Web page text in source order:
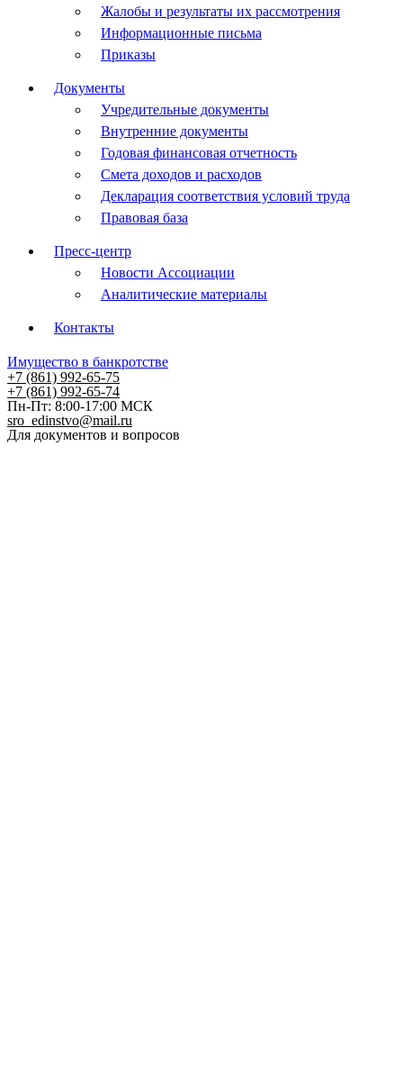
Жалобы и результаты их рассмотрения
Информационные письма
Приказы
Документы
Учредительные документы
Внутренние документы
Годовая финансовая отчетность
Смета доходов и расходов
Декларация соответствия условий труда
Правовая база
Пресс-центр
Новости Ассоциации
Аналитические материалы
Контакты
Имущество в банкротстве
+7 (861) 992-65-75
+7 (861) 992-65-74
Пн-Пт: 8:00-17:00 МСК
sro_edinstvo@mail.ru
Для документов и вопросов